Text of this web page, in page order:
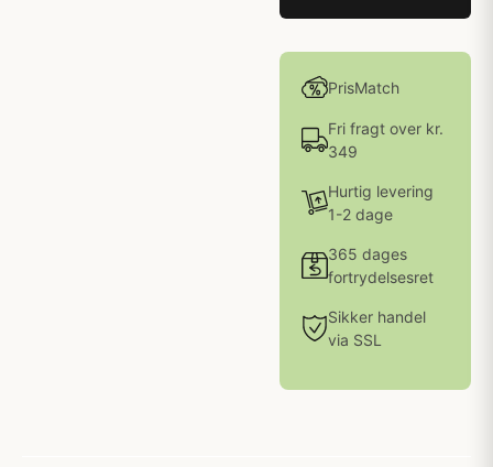
PrisMatch
Fri fragt over kr.
349
Hurtig levering
1-2 dage
365 dages
fortrydelsesret
Sikker handel
via SSL